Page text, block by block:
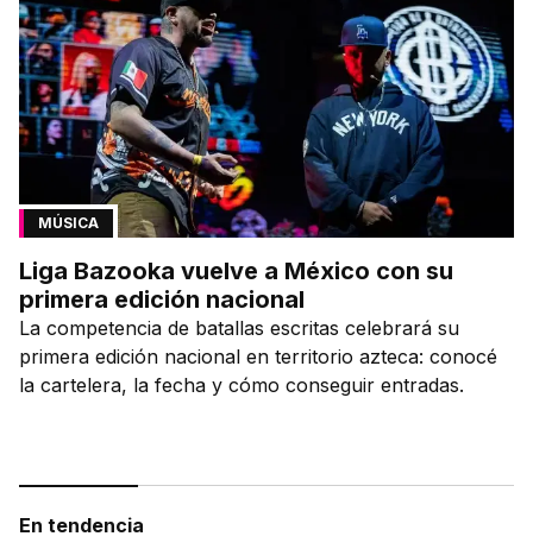
MÚSICA
Liga Bazooka vuelve a México con su
primera edición nacional
La competencia de batallas escritas celebrará su
primera edición nacional en territorio azteca: conocé
la cartelera, la fecha y cómo conseguir entradas.
En tendencia